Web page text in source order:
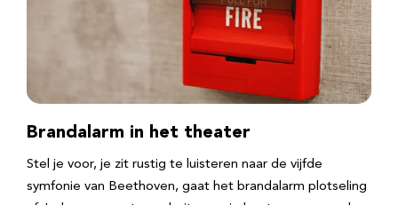
Brandalarm in het theater
Stel je voor, je zit rustig te luisteren naar de vijfde
symfonie van Beethoven, gaat het brandalarm plotseling